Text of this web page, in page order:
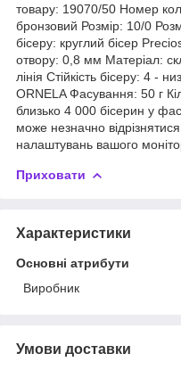
товару: 19070/50 Номер
бронзовий Розмір: 10/0
бісеру: круглий бісер
отвору: 0,8 мм Матеріал:
лінія Стійкість бісеру: 4 -
ORNELA Фасування: 50 г
близько 4 000 бісерин у
може незначно
налаштувань вашого
Приховати
Характеристики
Основні атрибути
Виробник
Умови доставки